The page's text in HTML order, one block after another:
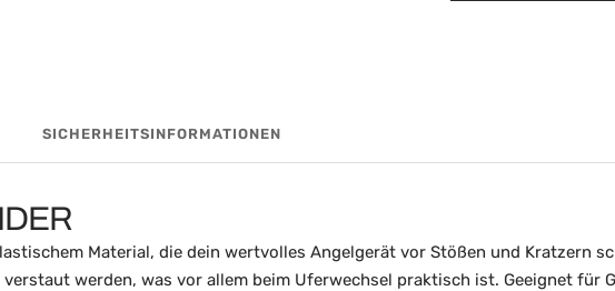
SICHERHEITSINFORMATIONEN
Material, die dein wertvolles Angelgerät vor Stößen und Kratzern
werden, was vor allem beim Uferwechsel praktisch ist. Geeignet für